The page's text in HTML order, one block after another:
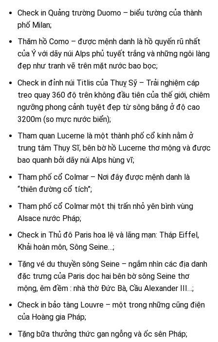
Check in Quảng trường Duomo – biểu tường của thành
phố Milan;
Thăm hồ Como – được mệnh danh là hồ quyến rũ nhất
của Ý với dãy núi Alps phủ tuyết trắng và những ngôi làng
đẹp như tranh vẽ trên mặt nước bao bọc;
Check in đỉnh núi Titlis của Thuỵ Sỹ – Trải nghiệm cáp
treo quay 360 độ trên không đầu tiên của thế giới, chiêm
ngưỡng phong cảnh tuyệt đẹp từ sông băng ở độ cao
3200m (so mực nước biển);
Tham quan Lucerne là một thành phố cổ kính nằm ở
trung tâm Thụy Sĩ, bên bờ hồ Lucerne thơ mộng và được
bao quanh bởi dãy núi Alps hùng vĩ;
Tham phố cổ Colmar – Nơi đây được mệnh danh là
“thiên đường cổ tích”;
Tham phố cổ Colmar một thị trấn nhỏ yên bình vùng
Alsace nước Pháp;
Check in Thủ đô Paris hoa lệ và lãng mạn: Tháp Eiffel,
Khải hoàn môn, Sông Seine…;
Tặng vé du thuyền sông Seine – ngắm nhìn các địa danh
đặc trưng của Paris dọc hai bên bờ sông Seine thơ
mộng, êm đềm : nhà thờ Đức Bà, Cầu Alexander III…;
Check in bảo tàng Louvre – một trong những cũng điện
của Hoàng gia Pháp;
Tặng bữa thưởng thức gan ngỗng và ốc sên Pháp;